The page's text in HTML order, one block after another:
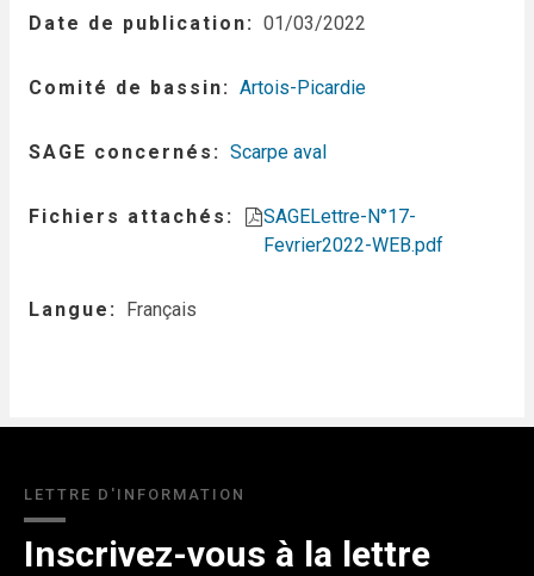
Date de publication 01/03/2022
Comité de bassin Artois-Picardie
SAGE concernés Scarpe aval
Fichiers attachés
SAGELettre-N°17-
Fevrier2022-WEB.pdf
Langue Français
LETTRE D'INFORMATION
Inscrivez-vous à la lettre